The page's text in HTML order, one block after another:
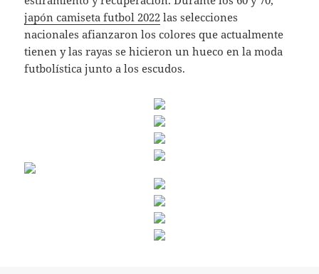
japón camiseta futbol 2022 las selecciones
nacionales afianzaron los colores que actualmente
tienen y las rayas se hicieron un hueco en la moda
futbolística junto a los escudos.